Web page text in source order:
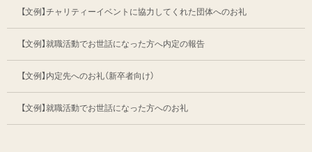
【文例】チャリティーイベントに協力してくれた団体へのお礼
【文例】就職活動でお世話になった方へ内定の報告
【文例】内定先へのお礼（新卒者向け）
【文例】就職活動でお世話になった方へのお礼